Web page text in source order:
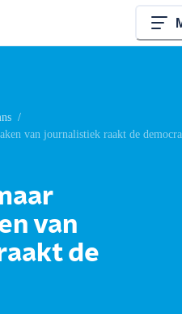
/
van journalistiek raakt de
van
de